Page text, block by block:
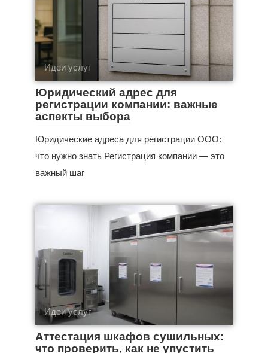
Идеи услуг
Юридический адрес для
регистрации компании: важные
аспекты выбора
Юридические адреса для регистрации ООО:
что нужно знать Регистрация компании — это
важный шаг
Идеи услуг
Аттестация шкафов сушильных:
что проверить, как не упустить